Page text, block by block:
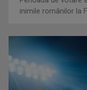
inimile românilor la